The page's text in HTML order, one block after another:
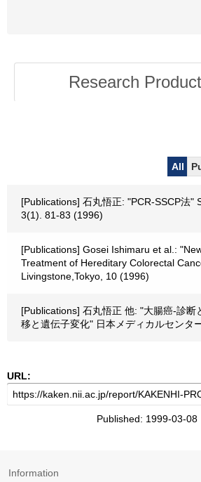
Research
All
[Publications] 石丸悟正: "PCR-SSCP法"
3(1). 81-83 (1996)
[Publications] Gosei Ishimaru et al.:
Treatment of Hereditary Colorectal
Livingstone,Tokyo, 10 (1996)
[Publications] 石丸悟正 他: "大腸癌-診断
移と遺伝子変化" 日本メディカルセンタ
URL:
Published: 1999-03-
Information